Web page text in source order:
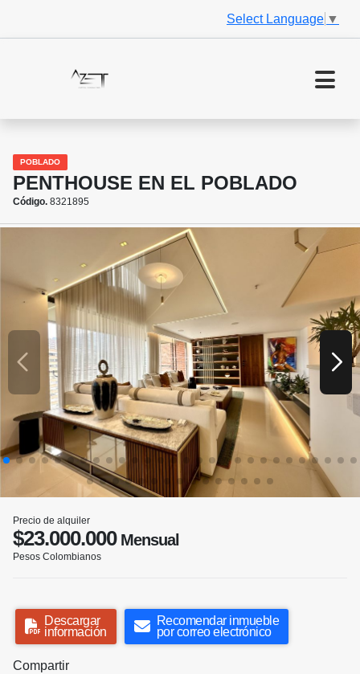
Select Language ▼
POBLADO
PENTHOUSE EN EL POBLADO
Código. 8321895
Precio de alquiler
$23.000.000Mensual
Pesos Colombianos
Descargar
información
Recomendar inmueble
por correo electrónico
Compartir